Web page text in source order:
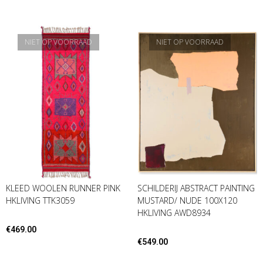
NIET OP VOORRAAD
KLEED WOOLEN RUNNER PINK
HKLIVING TTK3059
€469.00
NIET OP VOORRAAD
SCHILDERIJ ABSTRACT PAINTING
MUSTARD/ NUDE 100X120
HKLIVING AWD8934
€549.00